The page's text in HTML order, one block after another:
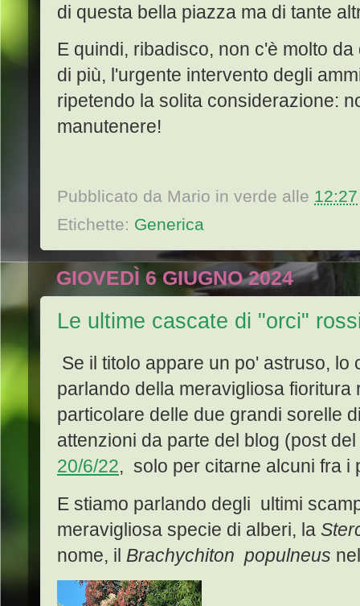
di questa bella piazza ma di tante
E quindi, ribadisco, non c'è molto
di più, l'urgente intervento degli
ripetendo la solita considerazione:
manutenere!
Pubblicato da Mario in verde alle 12:27
Etichette: Generica
GIOVEDÌ 6 GIUGNO 2024
Le ultime cascate di "orci"
Se il titolo appare un po' astruso, lo
parlando della meravigliosa fioritura
particolare delle due grandi sorelle
attenzioni da parte del blog (post
20/6/22, solo per citarne alcuni fra i
E stiamo parlando degli ultimi
meravigliosa specie di alberi, la
nome, il Brachychiton populneus